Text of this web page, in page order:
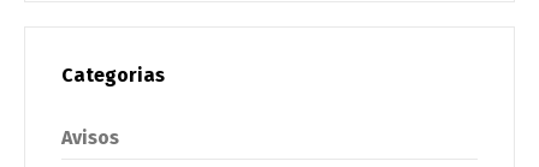
Categorias
Avisos